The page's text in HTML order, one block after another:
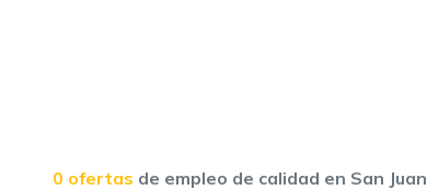
0 ofertas de empleo de calidad en San Juan